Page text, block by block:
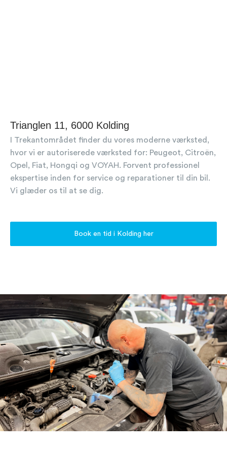
Trianglen 11, 6000 Kolding
I Trekantområdet finder du vores moderne værksted,
hvor vi er autoriserede værksted for: Peugeot, Citroën,
Opel, Fiat, Hongqi og VOYAH. Forvent professionel
ekspertise inden for service og reparationer til din bil.
Vi glæder os til at se dig.
Book en tid i Kolding her